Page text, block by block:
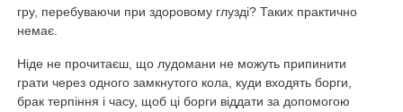
гру, перебуваючи при здоровому глузді? Таких практично
немає.
Ніде не прочитаєш, що лудомани не можуть припинити
грати через одного замкнутого кола, куди входять борги,
брак терпіння і часу, щоб ці борги віддати за допомогою